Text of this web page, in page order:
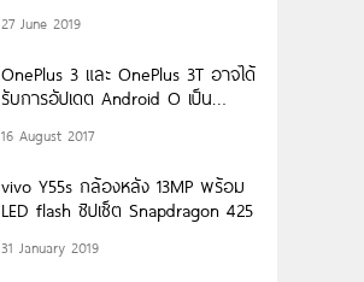
27 June 2019
OnePlus 3 และ OnePlus 3T อาจได้
รับการอัปเดต Android O เป็น
16 August 2017
vivo Y55s กล้องหลัง 13MP พร้อม
LED flash ชิปเซ็ต Snapdragon 425
31 January 2019